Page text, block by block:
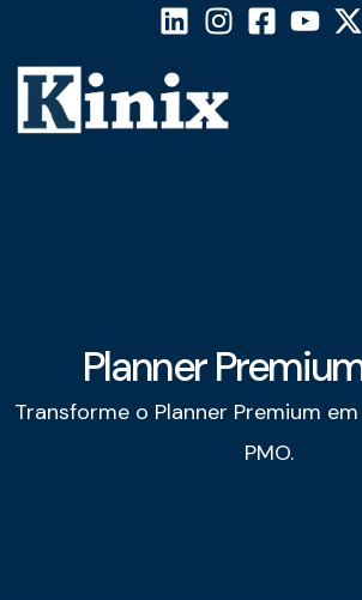
Planner
Transforme o Planner Premium
PMO.